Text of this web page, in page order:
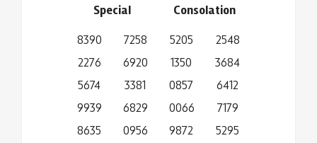
Special
8390
2276
5674
9939
8635
7258
6920
3381
6829
0956
Consolation
5205
1350
0857
0066
9872
2548
3684
6412
7179
5295